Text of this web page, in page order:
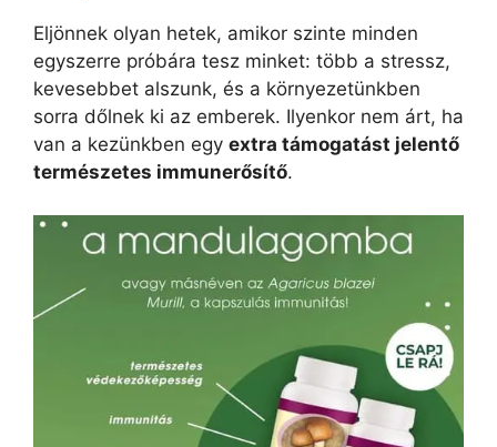
Eljönnek olyan hetek, amikor szinte minden
egyszerre próbára tesz minket: több a stressz,
kevesebbet alszunk, és a környezetünkben
sorra dőlnek ki az emberek. Ilyenkor nem árt, ha
van a kezünkben egy extra támogatást jelentő
természetes immunerősítő.